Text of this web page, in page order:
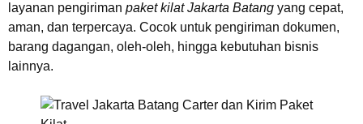
layanan pengiriman paket kilat Jakarta Batang yang cepat,
aman, dan terpercaya. Cocok untuk pengiriman dokumen,
barang dagangan, oleh-oleh, hingga kebutuhan bisnis
lainnya.